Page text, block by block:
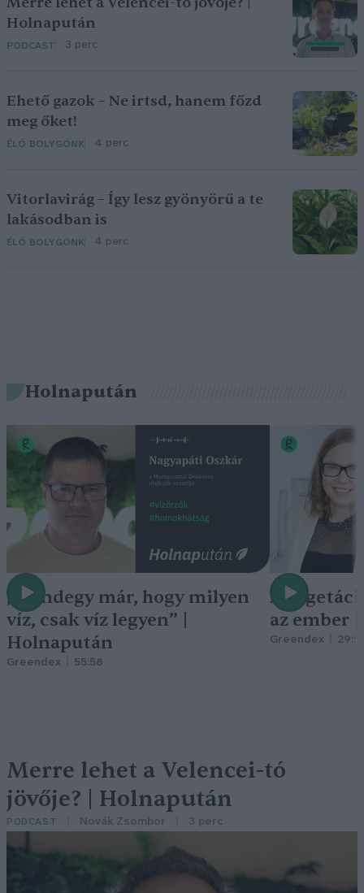
Holnapután
PODCAST 3 perc
Ehető gazok – Ne irtsd, hanem főzd
meg őket!
ÉLŐ BOLYGÓNK 4 perc
Vitorlavirág – Így lesz gyönyörű a te
lakásodban is
ÉLŐ BOLYGÓNK 4 perc
Holnapután
„Mindegy már, hogy milyen
víz, csak víz legyen” |
Holnapután
Greendex 55:58
A
az ember
Greendex
Merre lehet a Velencei-tó
jövője? | Holnapután
PODCAST Novák Zsombor 3 perc